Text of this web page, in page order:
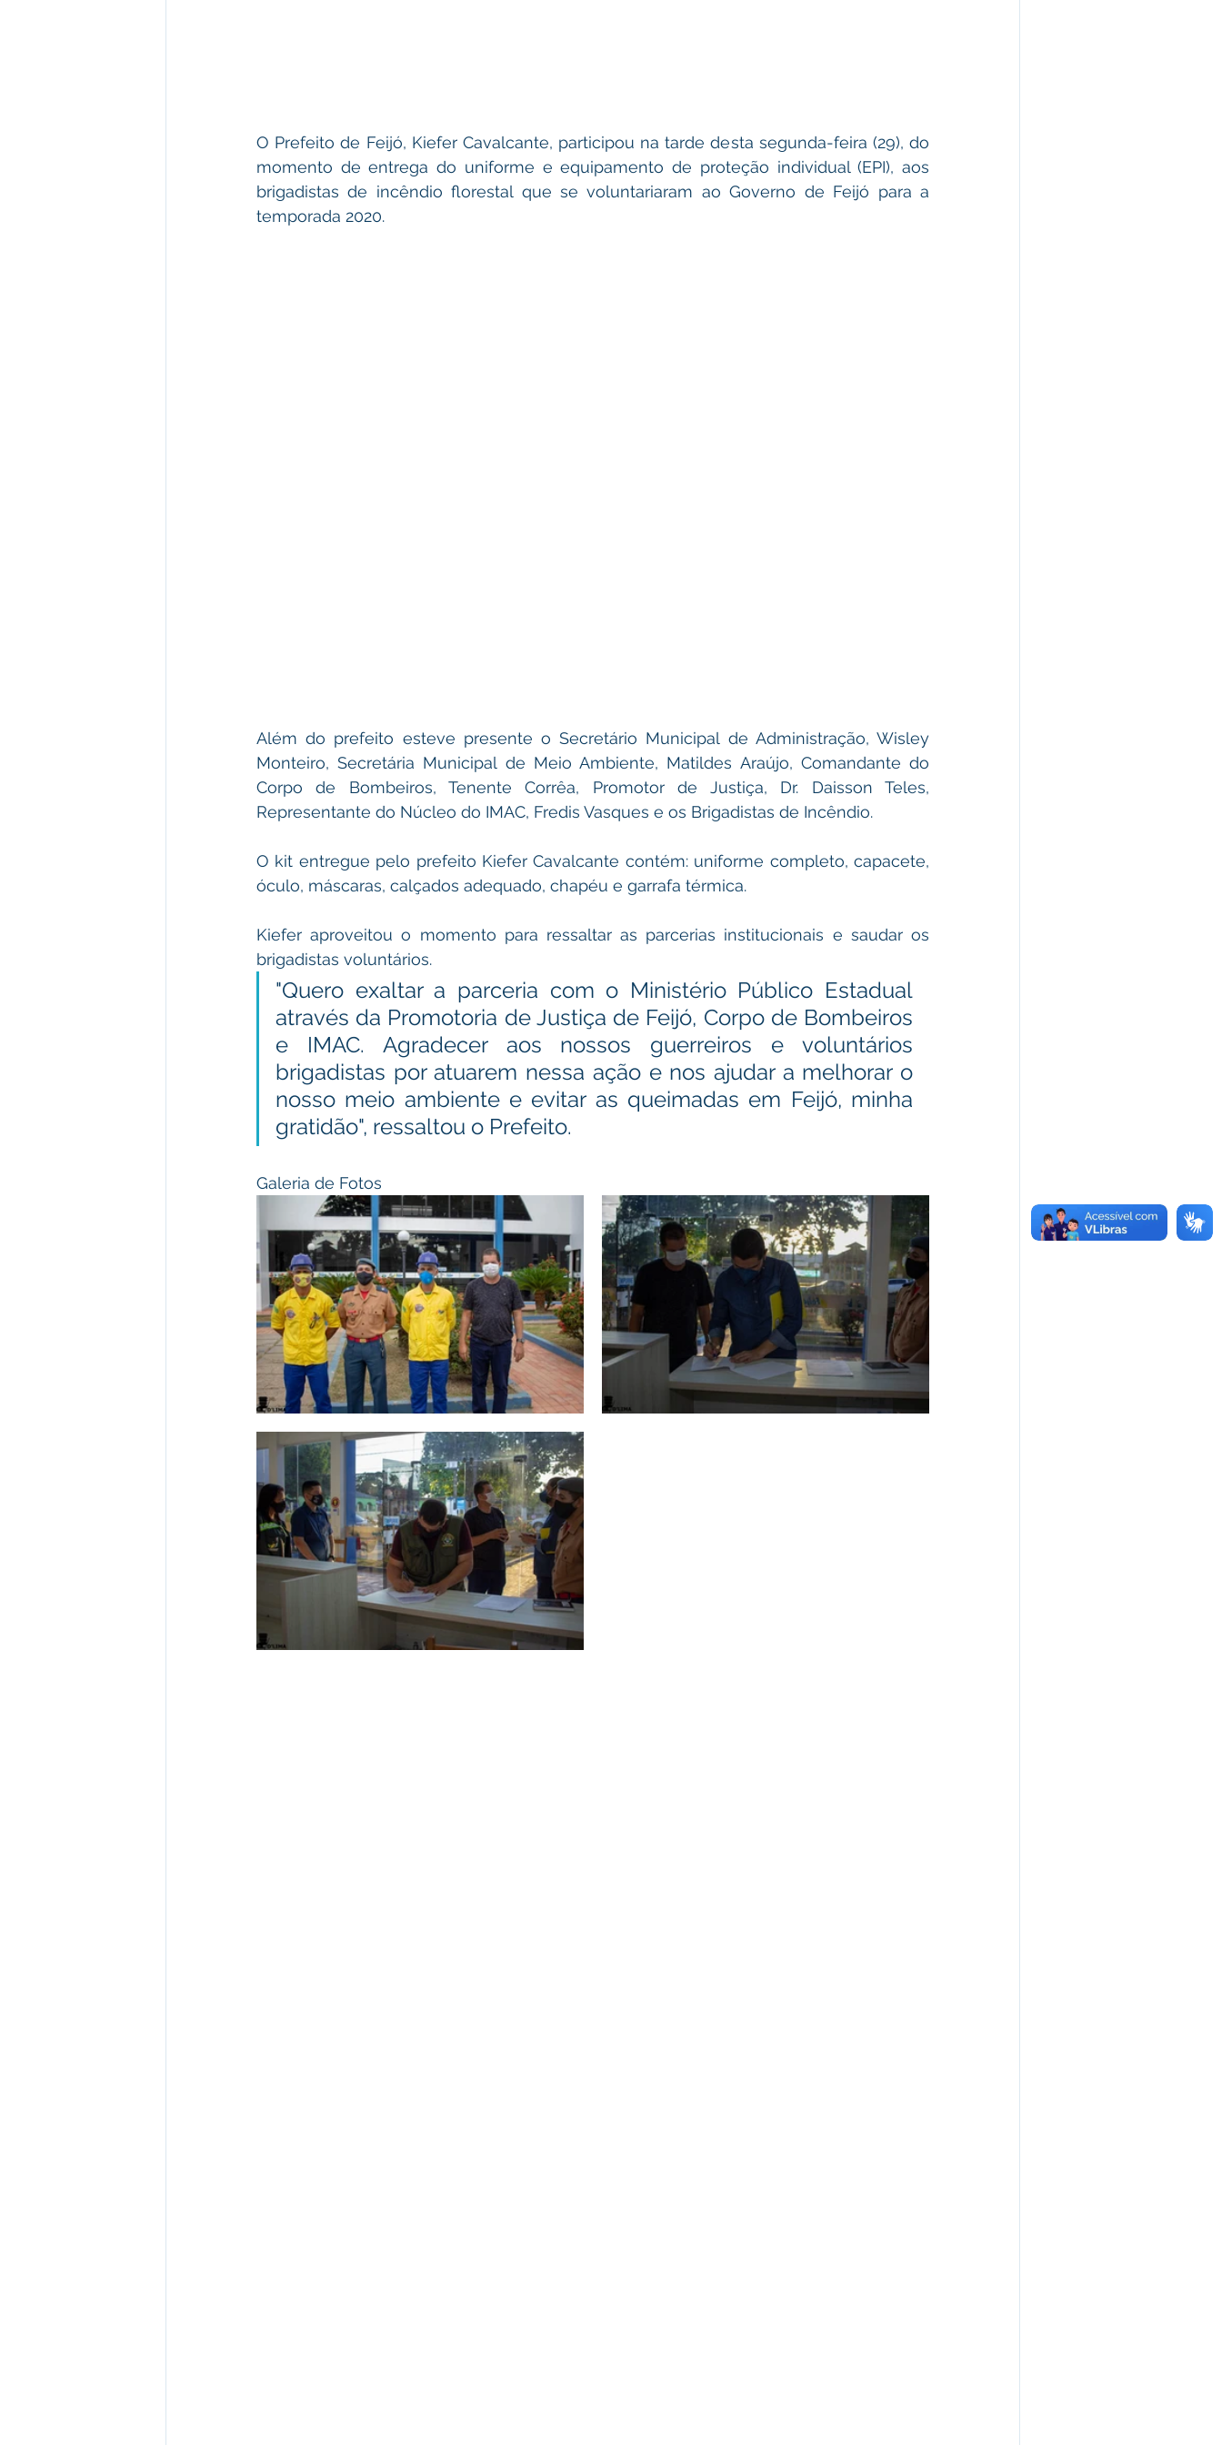
O Prefeito de Feijó, Kiefer Cavalcante, participou na tarde desta segunda-feira (29), do
momento de entrega do uniforme e equipamento de proteção individual (EPI), aos
brigadistas de incêndio florestal que se voluntariaram ao Governo de Feijó para a
temporada 2020.
Além do prefeito esteve presente o Secretário Municipal de Administração, Wisley
Monteiro, Secretária Municipal de Meio Ambiente, Matildes Araújo, Comandante do
Corpo de Bombeiros, Tenente Corrêa, Promotor de Justiça,
Representante do Núcleo do IMAC, Fredis Vasques e os Brigadistas de Incêndio.
O kit entregue pelo prefeito Kiefer Cavalcante contém: uniforme completo, capacete,
óculo, máscaras, calçados adequado, chapéu e garrafa térmica.
Kiefer aproveitou o momento para ressaltar as parcerias institucionais e saudar os
brigadistas voluntários.
"Quero exaltar a parceria com o Ministério Público Estadual
através da Promotoria de Justiça de Feijó, Corpo de Bombeiros
e IMAC. Agradecer aos nossos guerreiros e voluntários
brigadistas por atuarem nessa ação e nos ajudar a melhorar o
nosso meio ambiente e evitar as queimadas em Feijó, minha
gratidão", ressaltou o Prefeito.
Galeria de Fotos